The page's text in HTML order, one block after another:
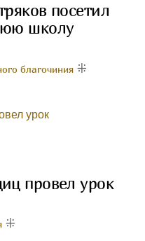
посетил
школу
благочиния
провел урок